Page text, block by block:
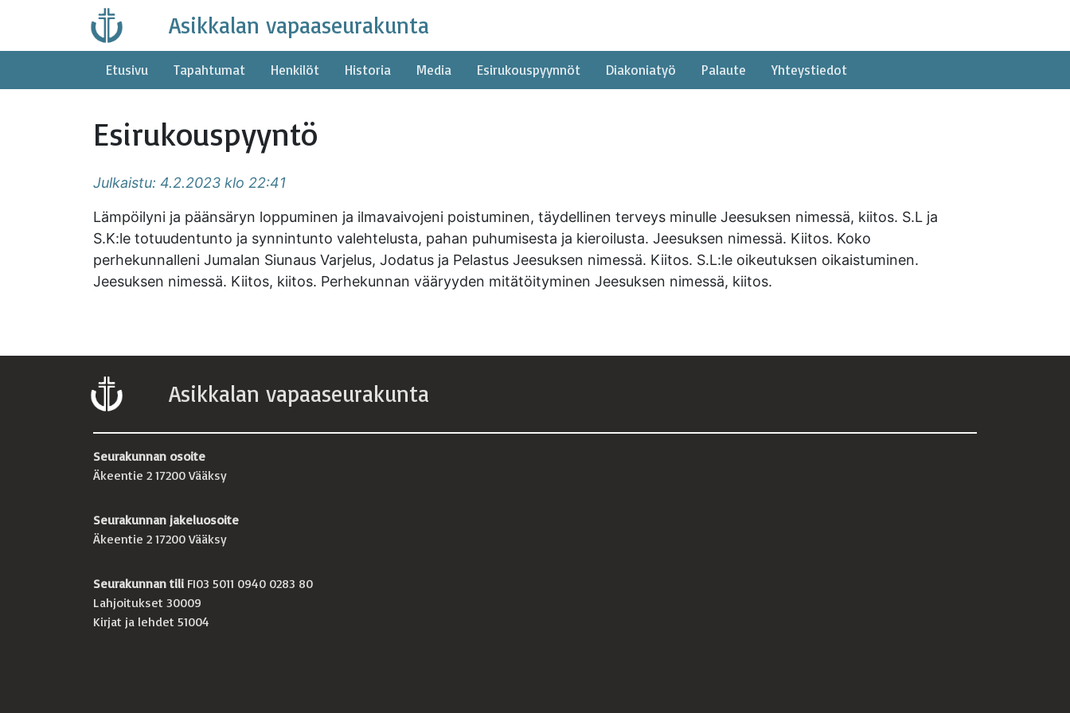
content
Asikkalan vapaaseurakunta
Etusivu Tapahtumat Henkilöt Historia Media Esirukouspyynnöt Diakoniatyö Palaute Yhteystiedot
Esirukouspyyntö
Julkaistu: 4.2.2023 klo 22:41
Lämpöilyni ja päänsäryn loppuminen ja ilmavaivojeni poistuminen, täydellinen terveys minulle Jeesuksen nimessä, kiitos. S.L ja
S.K:le totuudentunto ja synnintunto valehtelusta, pahan puhumisesta ja kieroilusta. Jeesuksen nimessä. Kiitos. Koko
perhekunnalleni Jumalan Siunaus Varjelus, Jodatus ja Pelastus Jeesuksen nimessä. Kiitos. S.L:le oikeutuksen oikaistuminen.
Jeesuksen nimessä. Kiitos, kiitos. Perhekunnan vääryyden mitätöityminen Jeesuksen nimessä, kiitos.
Asikkalan vapaaseurakunta
Seurakunnan osoite
Äkeentie 2 17200 Vääksy
Seurakunnan jakeluosoite
Äkeentie 2 17200 Vääksy
Seurakunnan tili FI03 5011 0940 0283 80
Lahjoitukset 30009
Kirjat ja lehdet 51004